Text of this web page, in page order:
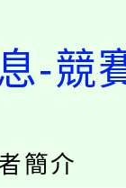
會8/
享有免
收入戶
科技
-競
簡介